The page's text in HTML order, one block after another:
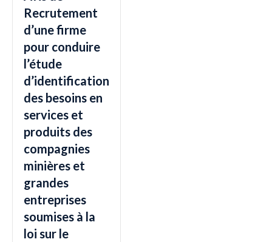
Recrutement
d’une firme
pour conduire
l’étude
d’identification
des besoins en
services et
produits des
compagnies
minières et
grandes
entreprises
soumises à la
loi sur le